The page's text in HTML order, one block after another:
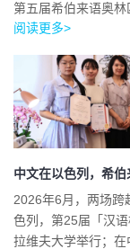
第五届希伯来语奥
阅读更多>
中文在以色列，希
2026年6月，两场跨
色列，第25届「汉
拉维夫大学举行；